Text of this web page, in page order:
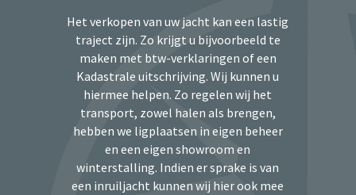
Het verkopen van uw jacht kan een lastig
traject zijn. Zo krijgt u bijvoorbeeld te
maken met btw-verklaringen of een
Kadastrale uitschrijving. Wij kunnen u
hiermee helpen. Zo regelen wij het
transport, zowel halen als brengen,
hebben we ligplaatsen in eigen beheer
en een eigen showroom en
winterstalling. Indien er sprake is van
een inruiljacht kunnen wij hier ook mee